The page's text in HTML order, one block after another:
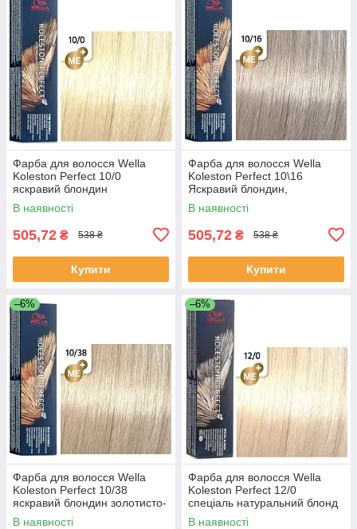
Фарба для волосся Wella
Koleston Perfect 10/0
яскравий блондин
В наявності
505,72 ₴ 538 ₴
Купити
Фарба для волосся Wella
Koleston Perfect 10\16
Яскравий блондин,
попелясто-фіолетовий
В наявності
505,72 ₴ 538 ₴
Купити
–6%
Фарба для волосся Wella
Koleston Perfect 10/38
яскравий блондин золотисто-
перловий
В наявності
–6%
Фарба для волосся Wella
Koleston Perfect 12/0
спеціаль натуральний блонд
В наявності